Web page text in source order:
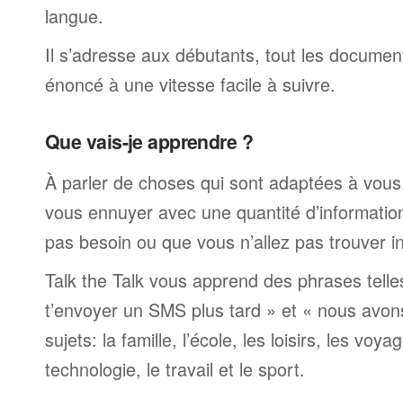
langue.
Il s’adresse aux débutants, tout les
énoncé à une vitesse facile à suivre.
Que vais-je apprendre ?
À parler de choses qui sont adaptées à
vous ennuyer avec une quantité
pas besoin ou que vous n’allez pas trouver
Talk the Talk vous apprend des phrases
t’envoyer un SMS plus tard » et « nous
sujets: la famille, l’école, les loisirs, les
technologie, le travail et le sport.